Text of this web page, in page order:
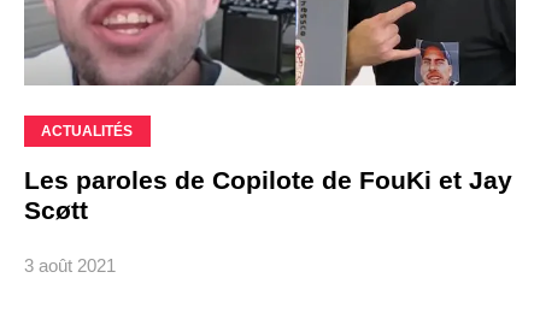
ACTUALITÉS
Les paroles de Copilote de FouKi et Jay
Scøtt
3 août 2021